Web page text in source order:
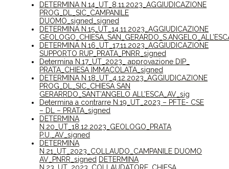
DETERMINA N.14_UT_8.11.2023_AGGIUDICAZIONE
PROG_DL_SIC_CAMPANILE
DUOMO_signed_signed
DETERMINA N.15_UT_14.11.2023_AGGIUDICAZIONE
DETERMINA N.16_UT_17.11.2023_AGGIUDICAZIONE
SUPPORTO RUP_PRATA_PNRR_signed
Determina N.17_UT_2023_ approvazione DIP_
PRATA_CHIESA IMMACOLATA_signed
DETERMINA N.18_UT_4.12.2023_AGGIUDICAZIONE
PROG_DL_SIC_CHIESA SAN
GERARRDO_SANT’ANGELO ALL’ESCA_AV_sig
Determina a contrarre N.19_UT_2023 – PFTE- CSE
– DL – PRATA_signed
DETERMINA
N.20_UT_18.12.2023_GEOLOGO_PRATA
P.U._AV_signed
DETERMINA
N.21_UT_2023_COLLAUDO_CAMPANILE DUOMO
AV_PNRR_signed DETERMINA